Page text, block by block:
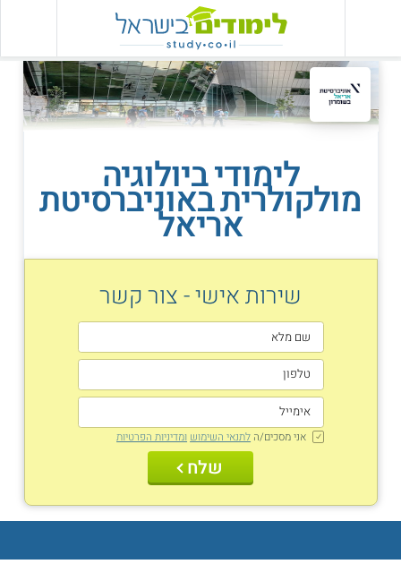
לימודי ביולוגיה
מולקולרית באוניברסיטת
אריאל
שירות אישי - צור קשר
אני מסכים/ה לתנאי השימוש ומדיניות הפרטיות
שלח